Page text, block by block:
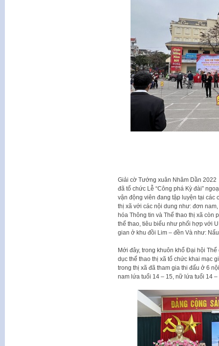
Giải cờ Tướng xuân Nhâm Dần
đã tổ chức Lễ “Công phá Kỳ đài”
vận động viên đang tập luyện tại các
thị xã với các nội dung như: đơn
hóa Thông tin và Thể thao thị xã còn
thể thao, tiêu biểu như phối hợp với
gian ở khu đồi Lim – đền Và như:
Mới đây, trong khuôn khổ Đại hội
dục thể thao thị xã tổ chức khai mạc
trong thị xã đã tham gia thi đấu ở 6
nam lứa tuổi 14 – 15, nữ lứa tuổi 14